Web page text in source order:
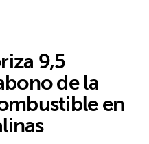
9,5
de la
en